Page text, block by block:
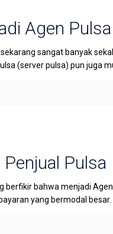
Agen Pulsa
sangat banyak
(server pulsa) pun juga
Pulsa
berfikir bahwa menjadi
yang bermodal